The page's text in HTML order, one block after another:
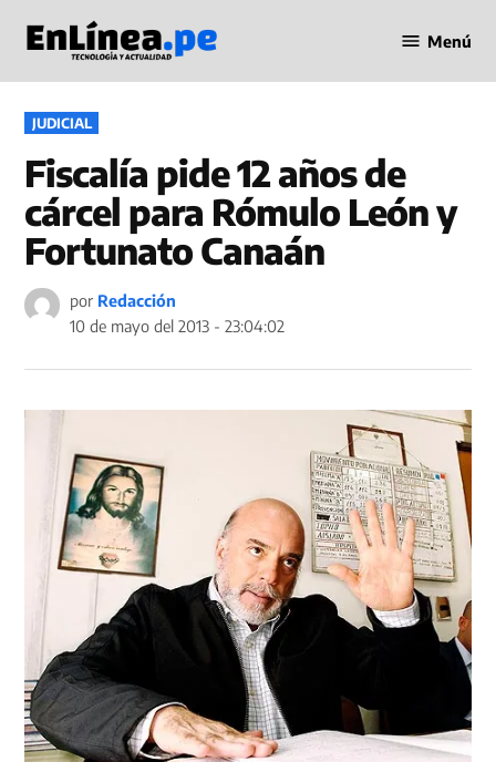
contenido
en Línea
Menú
PUBLICADO
EN
JUDICIAL
Fiscalía pide 12 años de
cárcel para Rómulo León y
Fortunato Canaán
por Redacción
10 de mayo del 2013 - 23:04:02